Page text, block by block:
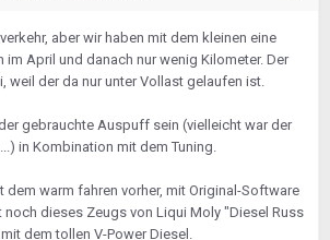
aber wir haben mit dem kleinen eine
im April und danach nur wenig Kilometer. Der
weil der da nur unter Vollast gelaufen ist.
gebrauchte Auspuff sein (vielleicht war der
in Kombination mit dem Tuning.
dem warm fahren vorher, mit Original-Software
dieses Zeugs von Liqui Moly "Diesel Russ
dem tollen V-Power Diesel.